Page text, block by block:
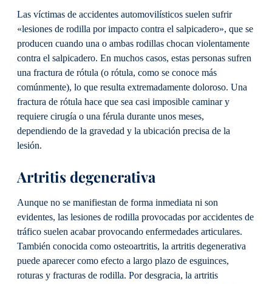
Las víctimas de accidentes automovilísticos suelen sufrir
«lesiones de rodilla por impacto contra el salpicadero», que se
producen cuando una o ambas rodillas chocan violentamente
contra el salpicadero. En muchos casos, estas personas sufren
una fractura de rótula (o rótula, como se conoce más
comúnmente), lo que resulta extremadamente doloroso. Una
fractura de rótula hace que sea casi imposible caminar y
requiere cirugía o una férula durante unos meses,
dependiendo de la gravedad y la ubicación precisa de la
lesión.
Artritis degenerativa
Aunque no se manifiestan de forma inmediata ni son
evidentes, las lesiones de rodilla provocadas por accidentes de
tráfico suelen acabar provocando enfermedades articulares.
También conocida como osteoartritis, la artritis degenerativa
puede aparecer como efecto a largo plazo de esguinces,
roturas y fracturas de rodilla. Por desgracia, la artritis